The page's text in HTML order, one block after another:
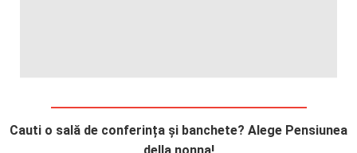
Cauti o sală de conferința și banchete? Alege Pensiunea